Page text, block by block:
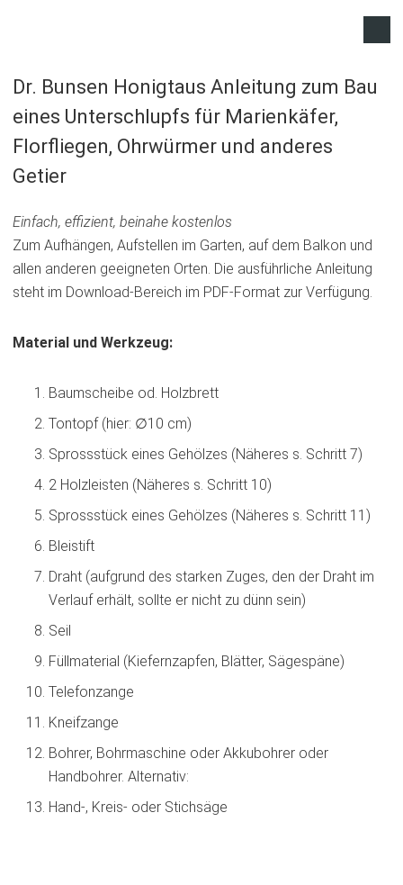
Dr. Bunsen Honigtaus Anleitung zum Bau
eines Unterschlupfs für Marienkäfer,
Florfliegen, Ohrwürmer und anderes
Getier
Einfach, effizient, beinahe kostenlos
Zum Aufhängen, Aufstellen im Garten, auf dem Balkon und
allen anderen geeigneten Orten. Die ausführliche Anleitung
steht im Download-Bereich im PDF-Format zur Verfügung.
Material und Werkzeug:
Baumscheibe od. Holzbrett
Tontopf (hier: ∅10 cm)
Sprossstück eines Gehölzes (Näheres s. Schritt 7)
2 Holzleisten (Näheres s. Schritt 10)
Sprossstück eines Gehölzes (Näheres s. Schritt 11)
Bleistift
Draht (aufgrund des starken Zuges, den der Draht im
Verlauf erhält, sollte er nicht zu dünn sein)
Seil
Füllmaterial (Kiefernzapfen, Blätter, Sägespäne)
Telefonzange
Kneifzange
Bohrer, Bohrmaschine oder Akkubohrer oder
Handbohrer. Alternativ:
Hand-, Kreis- oder Stichsäge